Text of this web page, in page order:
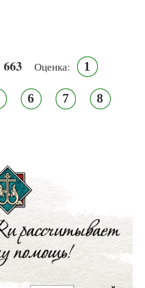
663 Оценка: 1
6 7 8